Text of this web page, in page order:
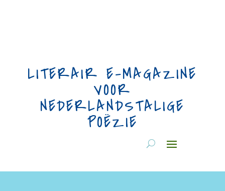
LITERAIR E-MAGAZINE
VOOR
NEDERLANDSTALIGE
POËZIE